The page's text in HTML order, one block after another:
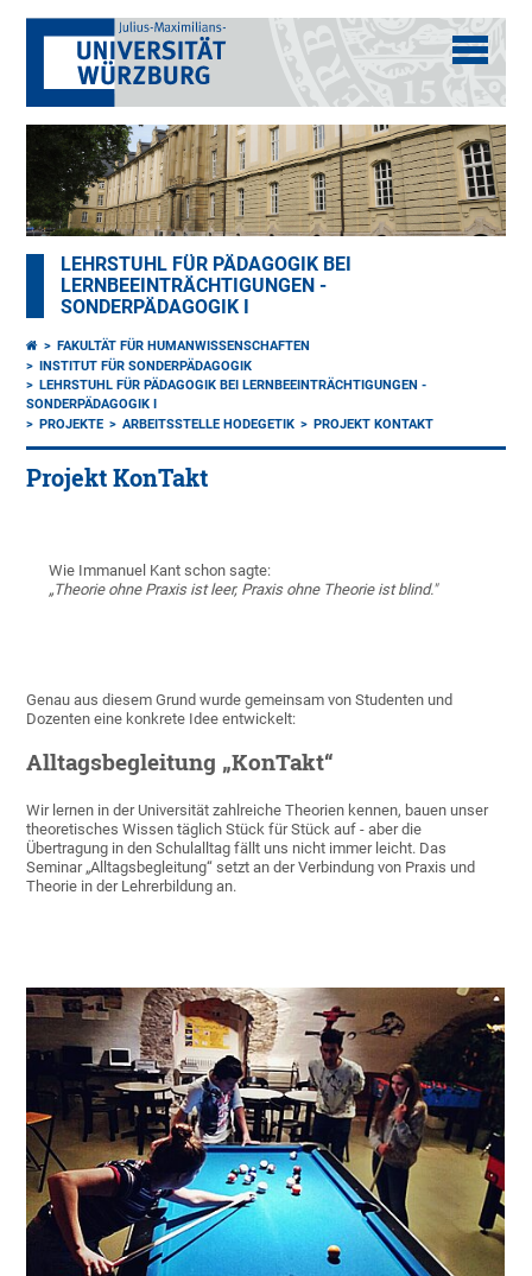
LEHRSTUHL FÜR PÄDAGOGIK BEI
LERNBEEINTRÄCHTIGUNGEN -
SONDERPÄDAGOGIK I
FAKULTÄT FÜR HUMANWISSENSCHAFTEN
INSTITUT FÜR SONDERPÄDAGOGIK
LEHRSTUHL FÜR PÄDAGOGIK BEI LERNBEEINTRÄCHTIGUNGEN -
SONDERPÄDAGOGIK I
PROJEKTE
ARBEITSSTELLE HODEGETIK PROJEKT KONTAKT
Projekt KonTakt
Wie Immanuel Kant schon sagte:
„Theorie ohne Praxis ist leer, Praxis ohne Theorie ist blind."
Genau aus diesem Grund wurde gemeinsam von Studenten und
Dozenten eine konkrete Idee entwickelt:
Alltagsbegleitung „KonTakt“
Wir lernen in der Universität zahlreiche Theorien kennen, bauen unser
theoretisches Wissen täglich Stück für Stück auf - aber die
Übertragung in den Schulalltag fällt uns nicht immer leicht. Das
Seminar „Alltagsbegleitung“ setzt an der Verbindung von Praxis und
Theorie in der Lehrerbildung an.